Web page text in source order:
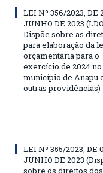
LEI Nº 356/2023, DE
JUNHO DE 2023
Dispõe sobre as
para elaboração da
orçamentária para o
exercício de 2024 no
município de Anapu
outras providências)
LEI Nº 355/2023, DE
JUNHO DE 2023
sobre os direitos dos